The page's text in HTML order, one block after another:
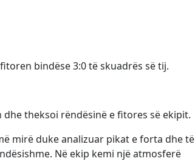
bindëse 3:0 të skuadrës së tij.
theksoi rëndësinë e fitores së ekipit.
mirë duke analizuar pikat e forta dhe të
Në ekip kemi një atmosferë